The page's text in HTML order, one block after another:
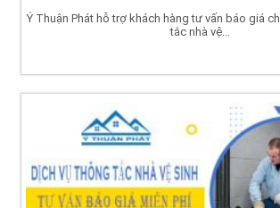
Ý Thuận Phát hỗ trợ khách hàng tư vấn báo giá
tắc nhà vệ...